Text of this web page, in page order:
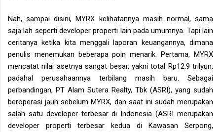
Nah, sampai disini, MYRX kelihatannya masih normal, sama
saja lah seperti developer properti lain pada umumnya. Tapi lain
ceritanya ketika kita menggali laporan keuangannya, dimana
penulis menemukan beberapa poin menarik. Pertama, MYRX
mencatat nilai asetnya sangat besar, yakni total Rp12.9 trilyun,
padahal perusahaannya terbilang masih baru. Sebagai
perbandingan, PT Alam Sutera Realty, Tbk (ASRI), yang sudah
beroperasi jauh sebelum MYRX, dan saat ini sudah merupakan
salah satu developer terbesar di Indonesia (ASRI merupakan
developer properti terbesar kedua di Kawasan Serpong,